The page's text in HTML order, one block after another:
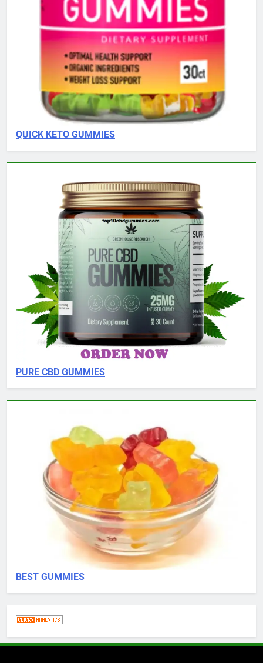
QUICK KETO GUMMIES
PURE CBD GUMMIES
BEST GUMMIES